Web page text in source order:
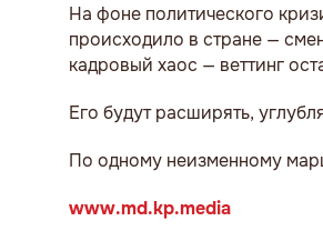
На фоне политического
происходило в стране —
кадровый хаос — веттинг
Его будут расширять,
По одному неизменному
www.md.kp.media